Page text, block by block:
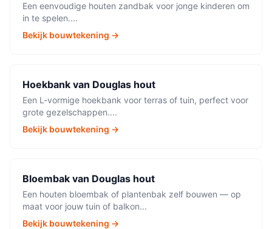
Een eenvoudige houten zandbak voor jonge kinderen om
in te spelen....
Bekijk bouwtekening →
Hoekbank van Douglas hout
Een L-vormige hoekbank voor terras of tuin, perfect voor
grote gezelschappen....
Bekijk bouwtekening →
Bloembak van Douglas hout
Een houten bloembak of plantenbak zelf bouwen — op
maat voor jouw tuin of balkon...
Bekijk bouwtekening →